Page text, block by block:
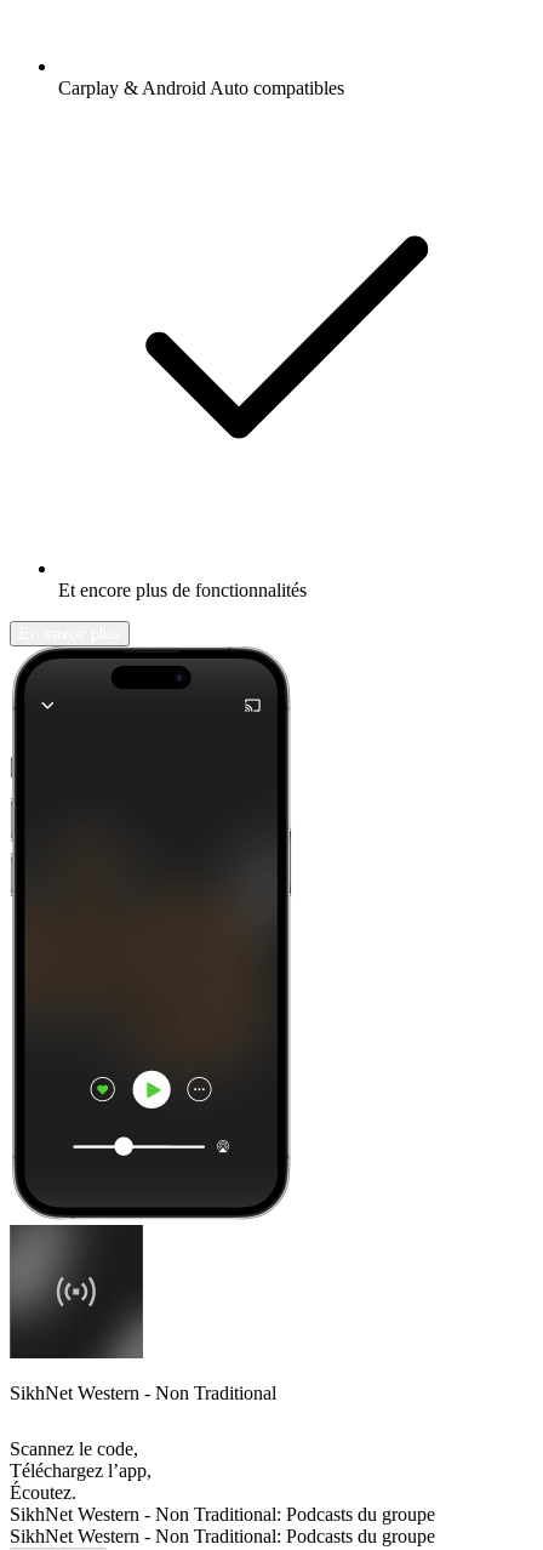
Carplay & Android Auto compatibles
Et encore plus de fonctionnalités
SikhNet Western - Non Traditional
Scannez le code,
Téléchargez l’app,
Écoutez.
SikhNet Western - Non Traditional: Podcasts du groupe
SikhNet Western - Non Traditional: Podcasts du groupe